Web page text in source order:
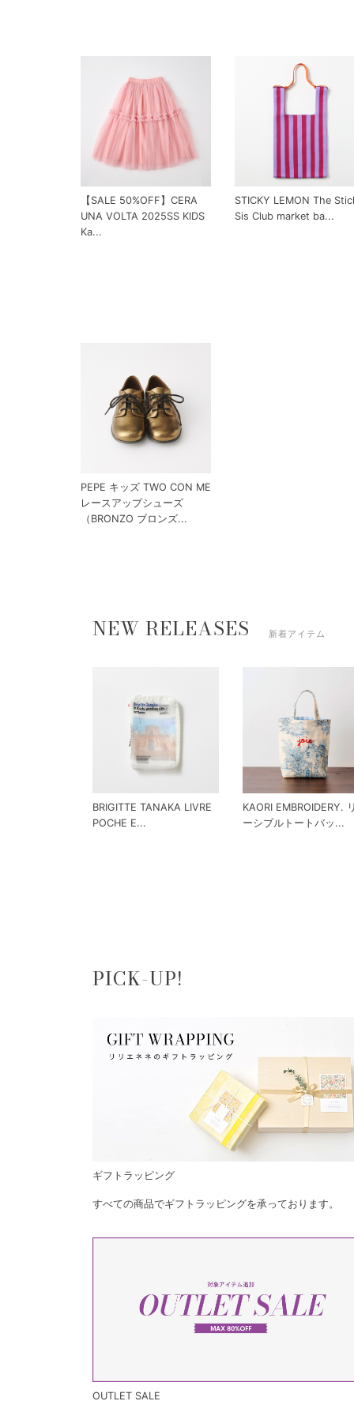
【SALE 50%OFF】CERA
UNA VOLTA 2025SS KIDS
Ka...
STICKY LEMON The
Sis Club market ba...
PEPE キッズ TWO CON ME
レースアップシューズ
（BRONZO ブロンズ...
NEW RELEASES 新着アイテム
BRIGITTE TANAKA LIVRE
POCHE E...
KAORI EMBROIDERY.
ーシブルトートバッ...
PICK-UP!
ギフトラッピング
すべての商品でギフトラッピングを承っております。
OUTLET SALE